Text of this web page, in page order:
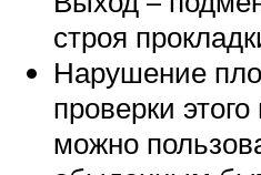
строя
Нарушение
проверки
можно